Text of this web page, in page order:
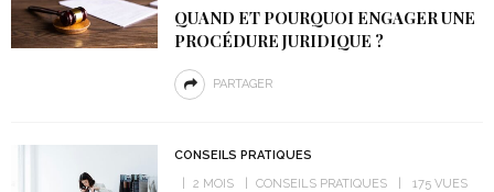
QUAND ET POURQUOI ENGAGER UNE
PROCÉDURE JURIDIQUE ?
PARTAGER
CONSEILS PRATIQUES
2 MOIS
CONSEILS PRATIQUES 175 VUES